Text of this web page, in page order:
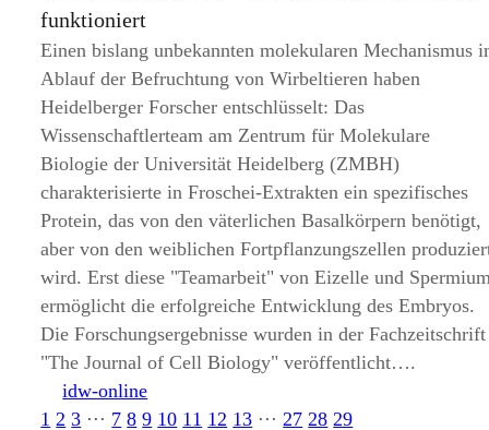
funktioniert
Einen bislang unbekannten molekularen Mechanismus
Ablauf der Befruchtung von Wirbeltieren haben
Heidelberger Forscher entschlüsselt: Das
Wissenschaftlerteam am Zentrum für Molekulare
Biologie der Universität Heidelberg (ZMBH)
charakterisierte in Froschei-Extrakten ein spezifisches
Protein, das von den väterlichen Basalkörpern benötigt,
aber von den weiblichen Fortpflanzungszellen
wird. Erst diese
Teamarbeit von Eizelle und
ermöglicht die erfolgreiche Entwicklung des Embryos.
Die Forschungsergebnisse wurden in der Fachzeitschrift
The Journal of Cell Biology veröffentlicht….
idw-online
1 2 3 ⋅⋅⋅ 7 8 9 10 11 12 13 ⋅⋅⋅27 28 29